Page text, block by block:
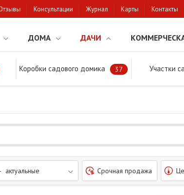
Консультации Журнал Карты Контакты
ДОМА ДАЧИ
Коробки садового домика 37 Участки
Срочная продажа